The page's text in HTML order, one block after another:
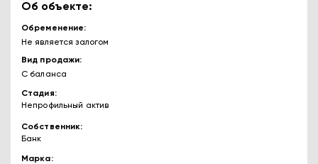
Об объекте:
Обременение
Не является залогом
Вид продажи
С баланса
Стадия
Непрофильный актив
Собственник
Банк
Марка